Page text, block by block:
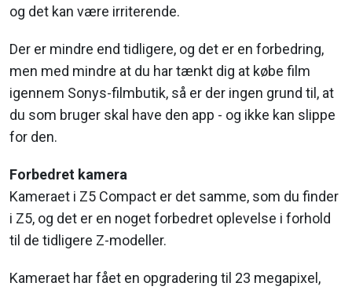
og det kan være irriterende.
Der er mindre end tidligere, og det er en forbedring,
men med mindre at du har tænkt dig at købe film
igennem Sonys-filmbutik, så er der ingen grund til, at
du som bruger skal have den app - og ikke kan slippe
for den.
Forbedret kamera
Kameraet i Z5 Compact er det samme, som du finder
i Z5, og det er en noget forbedret oplevelse i forhold
til de tidligere Z-modeller.
Kameraet har fået en opgradering til 23 megapixel,